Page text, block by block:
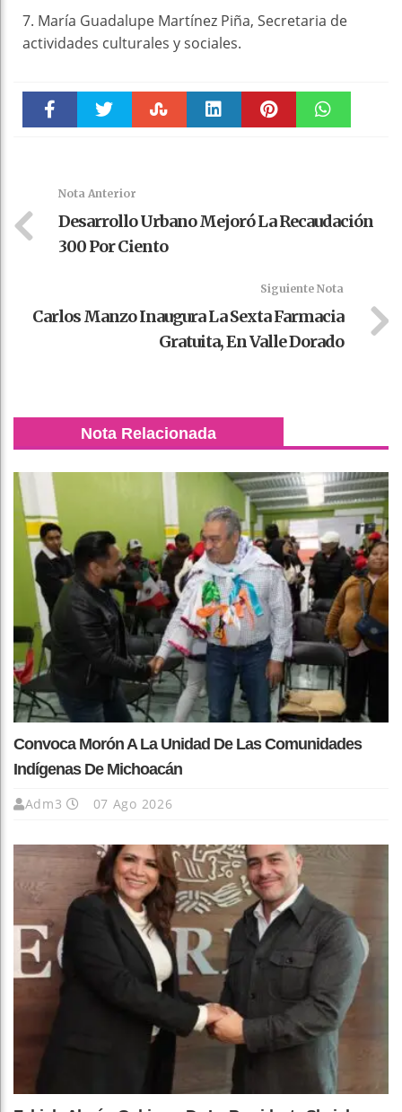
7. María Guadalupe Martínez Piña, Secretaria de
actividades culturales y sociales.
Nota Anterior
Desarrollo Urbano Mejoró La Recaudación
300 Por Ciento
Siguiente Nota
Carlos Manzo Inaugura La Sexta Farmacia
Gratuita, En Valle Dorado
Nota Relacionada
Convoca Morón A La Unidad De Las Comunidades
Indígenas De Michoacán
Adm3 07 Ago 2026